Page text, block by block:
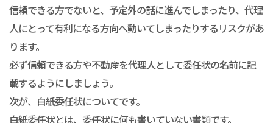
信頼できる方でないと、予定外の話に進んでしまったり、代理
人にとって有利になる方向へ動いてしまったりするリスクがあ
ります。
必ず信頼できる方や不動産を代理人として委任状の名前に記
載するようにしましょう。
次が、白紙委任状についてです。
白紙委任状とは、委任状に何も書いていない書類です。